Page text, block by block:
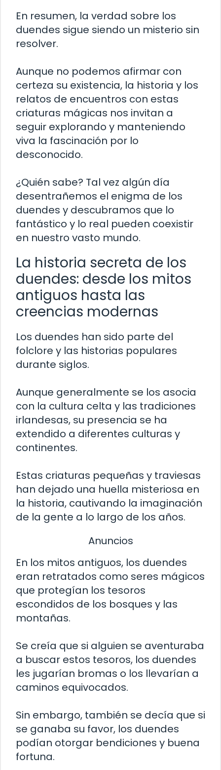
En resumen, la verdad sobre los
duendes sigue siendo un misterio sin
resolver.
Aunque no podemos afirmar con
certeza su existencia, la historia y los
relatos de encuentros con estas
criaturas mágicas nos invitan a
seguir explorando y manteniendo
viva la fascinación por lo
desconocido.
¿Quién sabe? Tal vez algún día
desentrañemos el enigma de los
duendes y descubramos que lo
fantástico y lo real pueden coexistir
en nuestro vasto mundo.
La historia secreta de los
duendes: desde los mitos
antiguos hasta las
creencias modernas
Los duendes han sido parte del
folclore y las historias populares
durante siglos.
Aunque generalmente se los asocia
con la cultura celta y las tradiciones
irlandesas, su presencia se ha
extendido a diferentes culturas y
continentes.
Estas criaturas pequeñas y traviesas
han dejado una huella misteriosa en
la historia, cautivando la imaginación
de la gente a lo largo de los años.
Anuncios
En los mitos antiguos, los duendes
eran retratados como seres mágicos
que protegían los tesoros
escondidos de los bosques y las
montañas.
Se creía que si alguien se aventuraba
a buscar estos tesoros, los duendes
les jugarían bromas o los llevarían a
caminos equivocados.
Sin embargo, también se decía que si
se ganaba su favor, los duendes
podían otorgar bendiciones y buena
fortuna.